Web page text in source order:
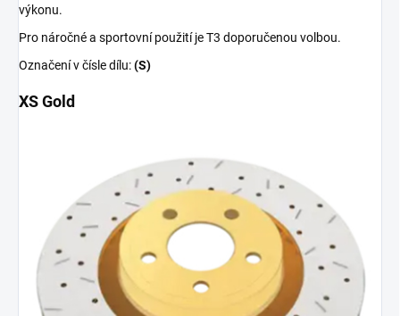
výkonu.
Pro náročné a sportovní použití je T3 doporučenou volbou.
Označení v čísle dílu:(S)
XS Gold